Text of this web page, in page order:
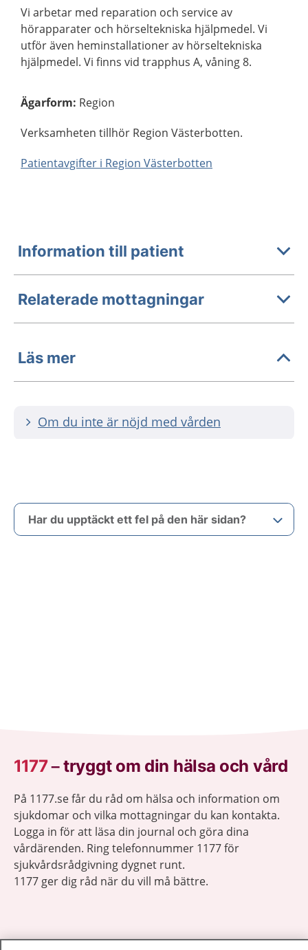
Vi arbetar med reparation och service av
hörapparater och hörseltekniska hjälpmedel. Vi
utför även heminstallationer av hörseltekniska
hjälpmedel. Vi finns vid trapphus A, våning 8.
Ägarform: Region
Verksamheten tillhör Region Västerbotten.
Patientavgifter i Region Västerbotten
Information till patient
Relaterade mottagningar
Läs mer
Om du inte är nöjd med vården
Har du upptäckt ett fel på den här sidan?
1177–tryggt om din hälsa och vård
På 1177.se får du råd om hälsa och information om
sjukdomar och vilka mottagningar du kan kontakta.
Logga in för att läsa din journal och göra dina
vårdärenden. Ring telefonnummer 1177 för
sjukvårdsrådgivning dygnet runt.
1177 ger dig råd när du vill må bättre.